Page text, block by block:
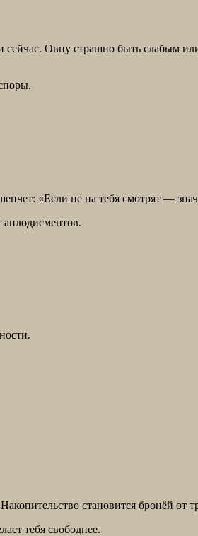
сейчас. Овну страшно быть
«Если не на тебя смотрят —
становится бронёй от
тебя свободнее.